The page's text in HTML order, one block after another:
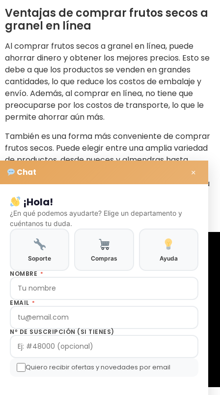
Ventajas de comprar frutos secos a
granel en línea
Al comprar frutos secos a granel en línea, puede
ahorrar dinero y obtener los mejores precios. Esto se
debe a que los productos se venden en grandes
cantidades, lo que reduce los costos de embalaje y
envío. Además, al comprar en línea, no tiene que
preocuparse por los costos de transporte, lo que le
permite ahorrar aún más.
También es una forma más conveniente de comprar
frutos secos. Puede elegir entre una amplia variedad
de productos, desde nueces y almendras hasta
semillas y frutos secos. Además, no tiene que
preocuparse por encontrar un minorista cerca de su
ubicación. Al comprar en línea, puede obtener los
productos directamente desde la comodidad de su
hogar.
Chat ×
¡Hola!
¿En qué podemos ayudarte? Elige un departamento y
cuéntanos tu duda.
Soporte Compras Ayuda
NOMBRE *
EMAIL *
Nº DE SUSCRIPCIÓN (SI TIENES)
Quiero recibir ofertas y novedades por email